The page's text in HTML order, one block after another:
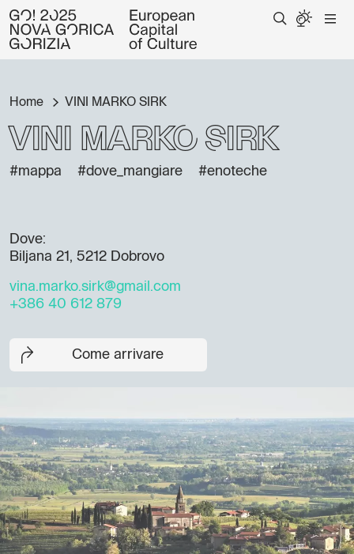
Home VINI MARKO SIRK
VINI MARKO SIRK
#mappa #dove_mangiare #enoteche
Dove:
Biljana 21, 5212 Dobrovo
vina.marko.sirk@gmail.com
+386 40 612 879
Come arrivare